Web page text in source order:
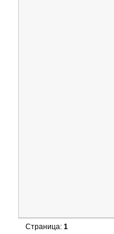
Страница:1